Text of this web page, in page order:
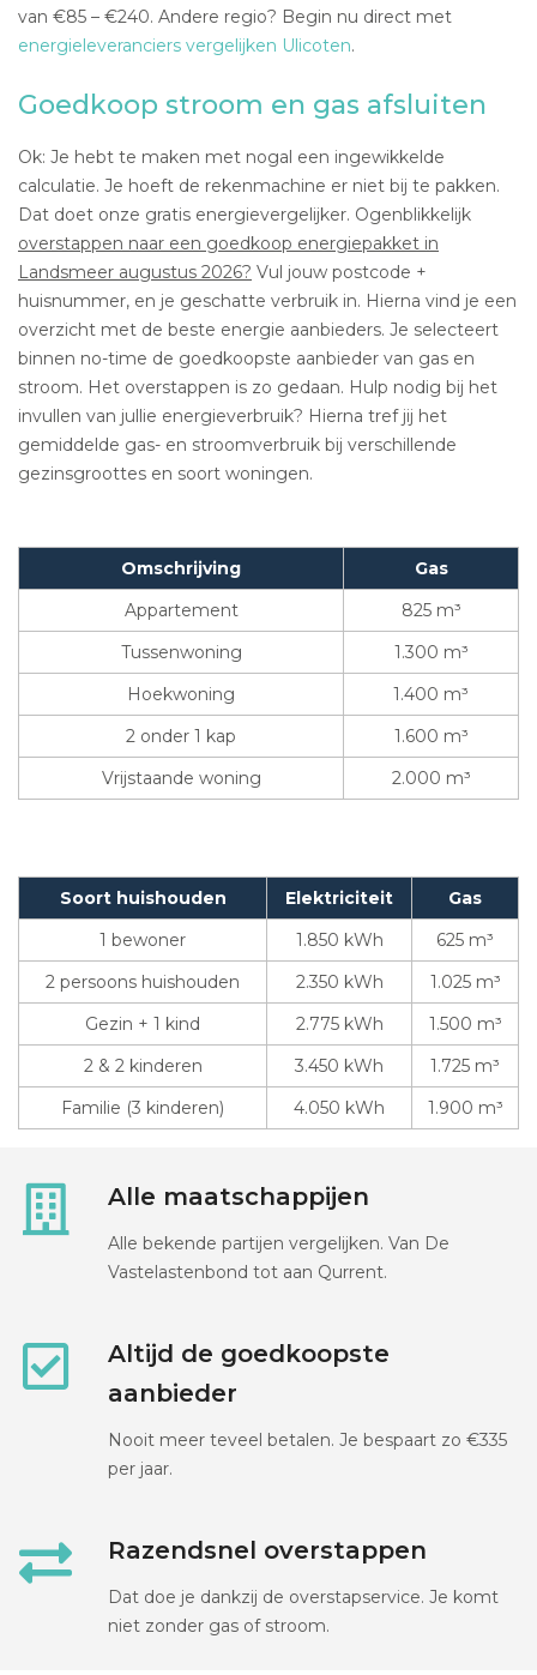
van €85 – €240. Andere regio? Begin nu direct met
energieleveranciers vergelijken Ulicoten.
Goedkoop stroom en gas afsluiten
Ok: Je hebt te maken met nogal een ingewikkelde
calculatie. Je hoeft de rekenmachine er niet bij te pakken.
Dat doet onze gratis energievergelijker. Ogenblikkelijk
overstappen naar een goedkoop energiepakket in
Landsmeer augustus 2026? Vul jouw postcode +
huisnummer, en je geschatte verbruik in. Hierna vind je een
overzicht met de beste energie aanbieders. Je selecteert
binnen no-time de goedkoopste aanbieder van gas en
stroom. Het overstappen is zo gedaan. Hulp nodig bij het
invullen van jullie energieverbruik? Hierna tref jij het
gemiddelde gas- en stroomverbruik bij verschillende
gezinsgroottes en soort woningen.
Omschrijving
Gas
Appartement
825 m³
Tussenwoning
1.300 m³
Hoekwoning
1.400 m³
2 onder 1 kap
1.600 m³
Vrijstaande woning
2.000 m³
Soort huishouden Elektriciteit
Gas
1 bewoner
1.850 kWh
625 m³
2 persoons huishouden
2.350 kWh
1.025 m³
Gezin + 1 kind
2.775 kWh
1.500 m³
2 & 2 kinderen
3.450 kWh
1.725 m³
Familie (3 kinderen)
4.050 kWh 1.900 m³
Alle maatschappijen
Alle bekende partijen vergelijken. Van De
Vastelastenbond tot aan Qurrent.
Altijd de goedkoopste
aanbieder
Nooit meer teveel betalen. Je bespaart zo €335
per jaar.
Razendsnel overstappen
Dat doe je dankzij de overstapservice. Je komt
niet zonder gas of stroom.